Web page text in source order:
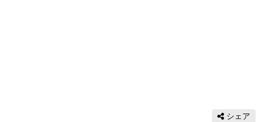
シェア